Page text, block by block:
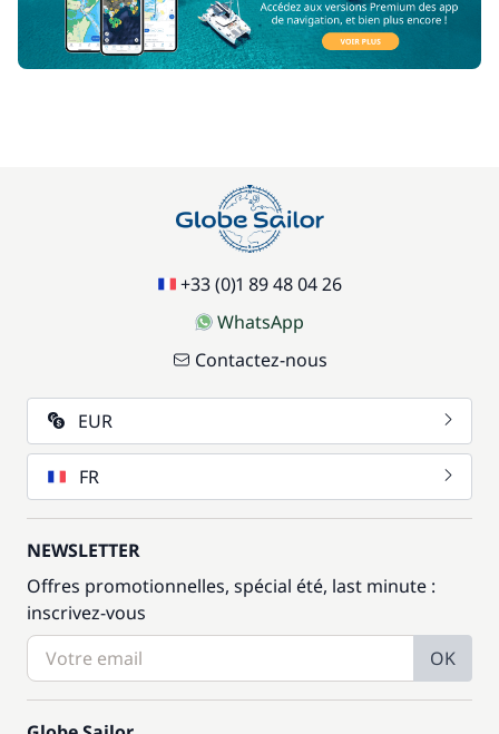
+33 (0)1 89 48 04 26
WhatsApp
Contactez-nous
EUR
FR
NEWSLETTER
Offres promotionnelles, spécial été, last minute :
inscrivez-vous
OK